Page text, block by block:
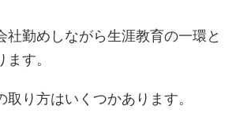
社勤めしながら生涯教育の一環と
す。
り方はいくつかあります。